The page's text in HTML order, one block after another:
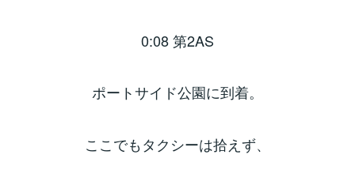
0:08 第2AS
ポートサイド公園に到着。
ここでもタクシーは拾えず、